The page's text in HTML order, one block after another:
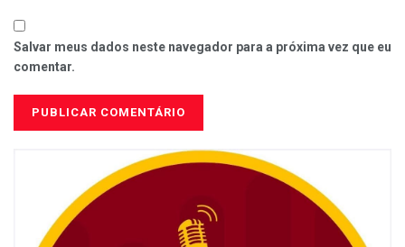
Salvar meus dados neste navegador para a próxima vez que eu
comentar.